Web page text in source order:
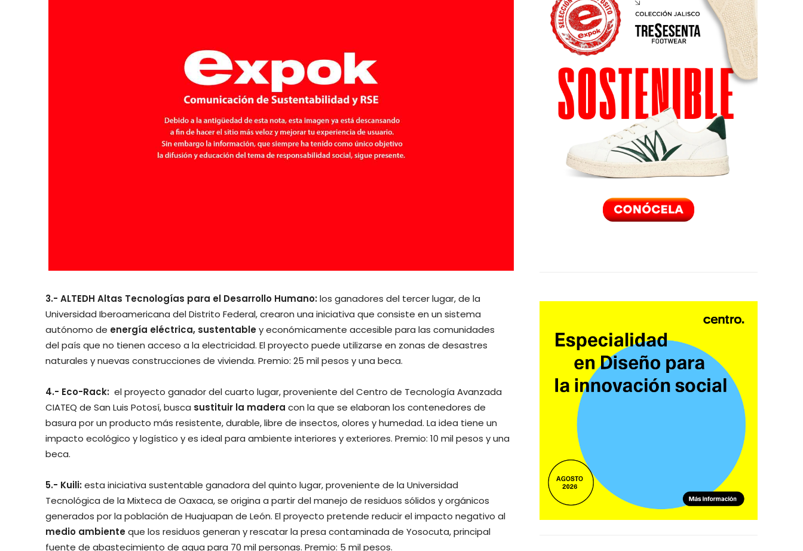
3.- ALTEDH Altas Tecnologías para el Desarrollo Humano:los ganadores del tercer lugar, de la
Universidad Iberoamericana del Distrito Federal, crearon una iniciativa que consiste en un sistema
autónomo de energía eléctrica, sustentabley económicamente accesible para las comunidades
del país que no tienen acceso a la electricidad. El proyecto puede utilizarse en zonas de desastres
naturales y nuevas construcciones de vivienda. Premio: 25 mil pesos y una beca.
4.- Eco-Rack: el proyecto ganador del cuarto lugar, proveniente del Centro de Tecnología Avanzada
CIATEQ de San Luis Potosí, busca sustituir la madera con la que se elaboran los contenedores de
basura por un producto más resistente, durable, libre de insectos, olores y humedad. La idea tiene un
impacto ecológico y logístico y es ideal para ambiente interiores y exteriores. Premio: 10 mil pesos y una
beca.
5.- Kuili:esta iniciativa sustentable ganadora del quinto lugar, proveniente de la Universidad
Tecnológica de la Mixteca de Oaxaca, se origina a partir del manejo de residuos sólidos y orgánicos
generados por la población de Huajuapan de León. El proyecto pretende reducir el impacto negativo al
medio ambienteque los residuos generan y rescatar la presa contaminada de Yosocuta, principal
fuente de abastecimiento de agua para 70 mil personas. Premio: 5 mil pesos.